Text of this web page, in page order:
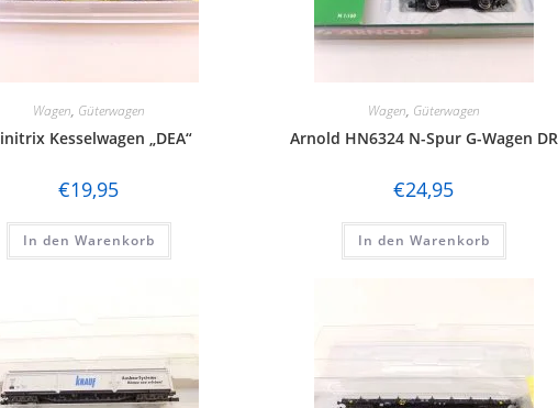
Wagen, Güterwagen
Kesselwagen „DEA“
€19,95
In den Warenkorb
Wagen, Güterwagen
Arnold HN6324 N-Spur G-Wagen DR
€24,95
In den Warenkorb